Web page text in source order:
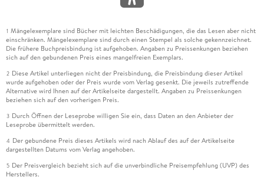
1 Mängelexemplare sind Bücher mit leichten Beschädigungen, die das Lesen aber nicht
einschränken. Mängelexemplare sind durch einen Stempel als solche gekennzeichnet.
Die frühere Buchpreisbindung ist aufgehoben. Angaben zu Preissenkungen beziehen
sich auf den gebundenen Preis eines mangelfreien Exemplars.
2 Diese Artikel unterliegen nicht der Preisbindung, die Preisbindung dieser Artikel
wurde aufgehoben oder der Preis wurde vom Verlag gesenkt. Die jeweils zutreffende
Alternative wird Ihnen auf der Artikelseite dargestellt. Angaben zu Preissenkungen
beziehen sich auf den vorherigen Preis.
3 Durch Öffnen der Leseprobe willigen Sie ein, dass Daten an den Anbieter der
Leseprobe übermittelt werden.
4 Der gebundene Preis dieses Artikels wird nach Ablauf des auf der Artikelseite
dargestellten Datums vom Verlag angehoben.
5 Der Preisvergleich bezieht sich auf die unverbindliche Preisempfehlung (UVP) des
Herstellers.